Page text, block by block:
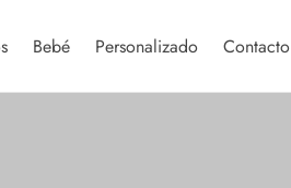
Bebé Personalizado Contacto